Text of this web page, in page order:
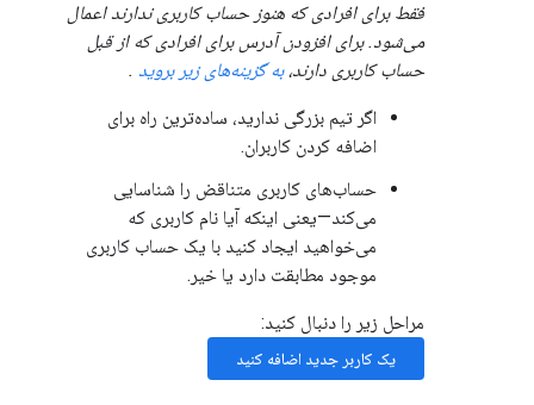
فقط برای افرادی که هنوز حساب کاربری ندارند اعمال
می‌شود. برای افزودن آدرس برای افرادی که از قبل
حساب کاربری دارند،به گزینه‌های زیر بروید .
اگر تیم بزرگی ندارید، ساده‌ترین راه برای
اضافه کردن کاربران.
حساب‌های کاربری متناقض را شناسایی
می‌کند—یعنی اینکه آیا نام کاربری که
می‌خواهید ایجاد کنید با یک حساب کاربری
موجود مطابقت دارد یا خیر.
مراحل زیر را دنبال کنید:
یک کاربر جدید اضافه کنید